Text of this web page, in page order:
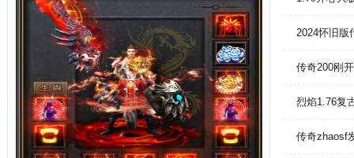
2024怀旧版
传奇200刚
烈焰1.76复
传奇zhaosf